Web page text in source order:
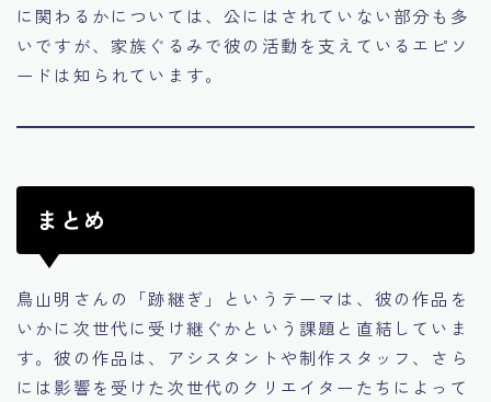
に関わるかについては、公にはされていない部分も多
いですが、家族ぐるみで彼の活動を支えているエピソ
ードは知られています。
まとめ
鳥山明さんの「跡継ぎ」というテーマは、彼の作品を
いかに次世代に受け継ぐかという課題と直結していま
す。彼の作品は、アシスタントや制作スタッフ、さら
には影響を受けた次世代のクリエイターたちによって